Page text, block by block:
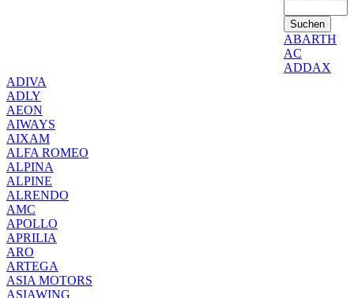
ABARTH
AC
ADDAX
ADIVA
ADLY
AEON
AIWAYS
AIXAM
ALFA ROMEO
ALPINA
ALPINE
ALRENDO
AMC
APOLLO
APRILIA
ARO
ARTEGA
ASIA MOTORS
ASIAWING